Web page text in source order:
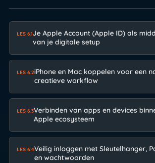
LES 6.1Je Apple Account (Apple ID) als
van je digitale setup
LES 6.2iPhone en Mac koppelen voor een
creatieve workflow
LES 6.3Verbinden van apps en devices
Apple ecosysteem
LES 6.4Veilig inloggen met Sleutelhanger,
en wachtwoorden